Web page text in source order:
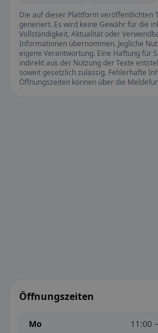
Die auf dieser Plattform veröffentlichten
generiert. Es wird keine Gewähr für die
Vollständigkeit, Aktualität oder
Informationen übernommen. Jegliche
eigene Verantwortung. Eine Haftung für
indirekt aus der Nutzung der Texte
soweit gesetzlich zulässig. Fehlerhafte
Öffnungszeiten können über die
Öffnungszeiten
Mo
11:00